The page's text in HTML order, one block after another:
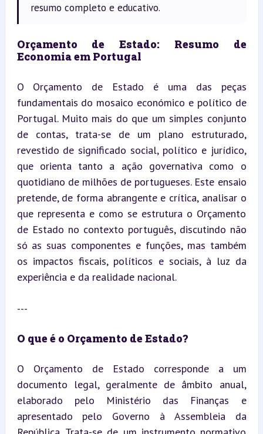
resumo completo e educativo.
Orçamento de Estado: Resumo de
Economia em Portugal
O Orçamento de Estado é uma das peças
fundamentais do mosaico económico e político de
Portugal. Muito mais do que um simples conjunto
de contas, trata-se de um plano estruturado,
revestido de significado social, político e jurídico,
que orienta tanto a ação governativa como o
quotidiano de milhões de portugueses. Este ensaio
pretende, de forma abrangente e crítica, analisar o
que representa e como se estrutura o Orçamento
de Estado no contexto português, discutindo não
só as suas componentes e funções, mas também
os impactos fiscais, políticos e sociais, à luz da
experiência e da realidade nacional.
---
O que é o Orçamento de Estado?
O Orçamento de Estado corresponde a um
documento legal, geralmente de âmbito anual,
elaborado pelo Ministério das Finanças e
apresentado pelo Governo à Assembleia da